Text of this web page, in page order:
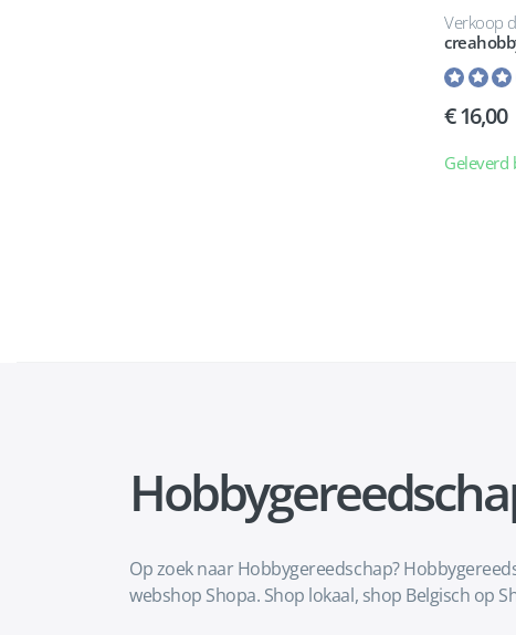
Verkoop
16,00
Geleverd
Op zoek naar Hobbygereedschap?
webshop Shopa. Shop lokaal, shop Belgisch op